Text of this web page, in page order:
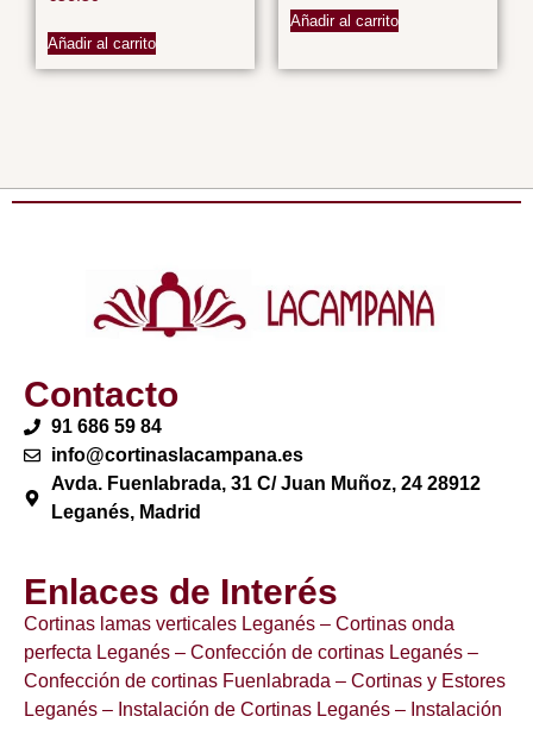
Añadir al carrito
Añadir al carrito
Contacto
91 686 59 84
info@cortinaslacampana.es
Avda. Fuenlabrada, 31 C/ Juan Muñoz, 24 28912
Leganés, Madrid
Enlaces de Interés
Cortinas lamas verticales Leganés – Cortinas onda
perfecta Leganés – Confección de cortinas Leganés –
Confección de cortinas Fuenlabrada – Cortinas y Estores
Leganés – Instalación de Cortinas Leganés – Instalación